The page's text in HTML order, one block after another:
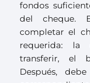
fondos
del cheque.
completar el
requerida:
transferir, el
Después,